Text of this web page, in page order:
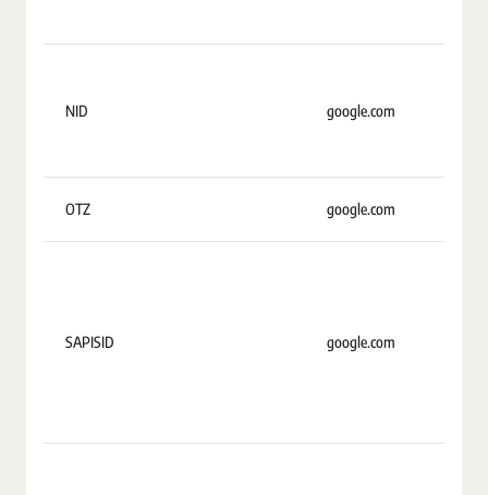
NID google.com
OTZ google.com
SAPISID google.com